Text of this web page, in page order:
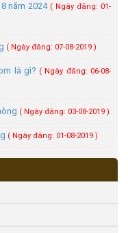
năm 2024 ( Ngày đăng: 01-
( Ngày đăng: 07-08-2019 )
là gì? ( Ngày đăng: 06-08-
( Ngày đăng: 03-08-2019 )
( Ngày đăng: 01-08-2019 )